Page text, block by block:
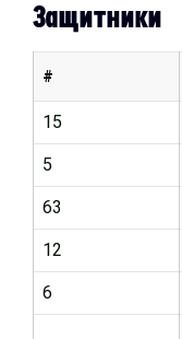
Защитники
#
15
5
63
12
6